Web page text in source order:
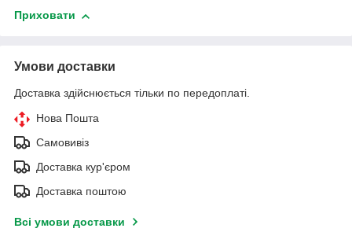
Приховати
Умови доставки
Доставка здійснюється тільки по передоплаті.
Нова Пошта
Самовивіз
Доставка кур'єром
Доставка поштою
Всі умови доставки